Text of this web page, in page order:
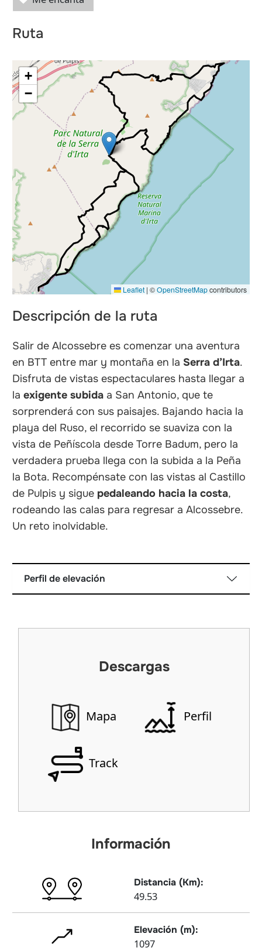
Ruta
+
−
Leaflet | ©OpenStreetMapcontributors
Descripción de la ruta
Salir de Alcossebre es comenzar una aventura
en BTT entre mar y montaña en la Serra d’Irta.
Disfruta de vistas espectaculares hasta llegar a
laexigente subida a San Antonio, que te
sorprenderá con sus paisajes. Bajando hacia la
playa del Ruso, el recorrido se suaviza con la
vista de Peñíscola desde Torre Badum, pero la
verdadera prueba llega con la subida a la Peña
la Bota. Recompénsate con las vistas al Castillo
de Pulpis y sigue pedaleando hacia la costa,
rodeando las calas para regresar a Alcossebre.
Un reto inolvidable.
Perfil de elevación
Descargas
Mapa Perfil
Track
Información
Distancia (Km):
49.53
Elevación (m):
1097